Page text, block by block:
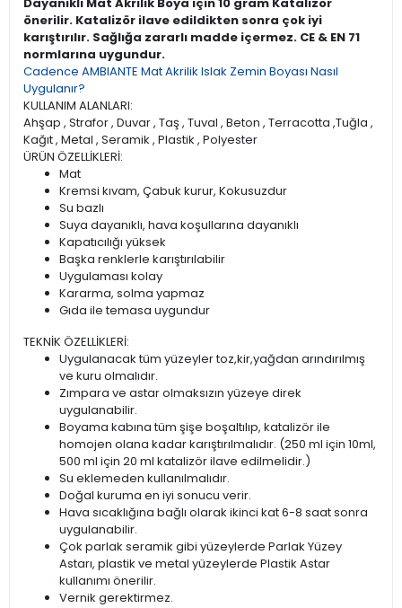
Dayanıklı Mat Akrilik Boya için 10 gram Katalizör
önerilir. Katalizör ilave edildikten sonra çok iyi
karıştırılır. Sağlığa zararlı madde içermez. CE & EN 71
normlarına uygundur.
Cadence AMBIANTE Mat Akrilik Islak Zemin Boyası Nasıl
Uygulanır?
KULLANIM ALANLARI:
Ahşap , Strafor , Duvar , Taş , Tuval , Beton , Terracotta ,Tuğla ,
Kağıt , Metal , Seramik , Plastik , Polyester
ÜRÜN ÖZELLİKLERİ:
Mat
Kremsi kıvam, Çabuk kurur, Kokusuzdur
Su bazlı
Suya dayanıklı, hava koşullarına dayanıklı
Kapatıcılığı yüksek
Başka renklerle karıştırılabilir
Uygulaması kolay
Kararma, solma yapmaz
Gıda ile temasa uygundur
TEKNİK ÖZELLİKLERİ:
Uygulanacak tüm yüzeyler toz,kir,yağdan arındırılmış
ve kuru olmalıdır.
Zımpara ve astar olmaksızın yüzeye direk
uygulanabilir.
Boyama kabına tüm şişe boşaltılıp, katalizör ile
homojen olana kadar karıştırılmalıdır. (250 ml için 10ml,
500 ml için 20 ml katalizör ilave edilmelidir.)
Su eklemeden kullanılmalıdır.
Doğal kuruma en iyi sonucu verir.
Hava sıcaklığına bağlı olarak ikinci kat 6-8 saat sonra
uygulanabilir.
Çok parlak seramik gibi yüzeylerde Parlak Yüzey
Astarı, plastik ve metal yüzeylerde Plastik Astar
kullanımı önerilir.
Vernik gerektirmez.